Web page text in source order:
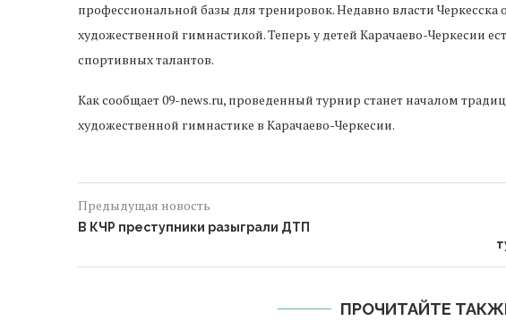
профессиональной базы для тренировок. Недавно власти
художественной гимнастикой. Теперь у детей Карачаево-Черкесии
спортивных талантов.
Как сообщает 09-news.ru, проведенный турнир станет началом
художественной гимнастике в Карачаево-Черкесии.
Предыдущая новость
В КЧР преступники разыграли ДТП
ПРОЧИТАЙТЕ